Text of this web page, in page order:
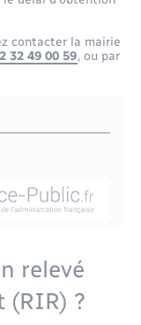
de l’espace
contacter la mairie
32 49 00 59, ou par
relevé
?